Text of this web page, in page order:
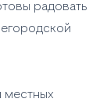
радовать
местных